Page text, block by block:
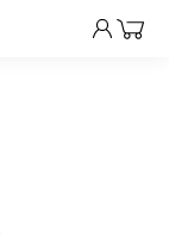
Dein